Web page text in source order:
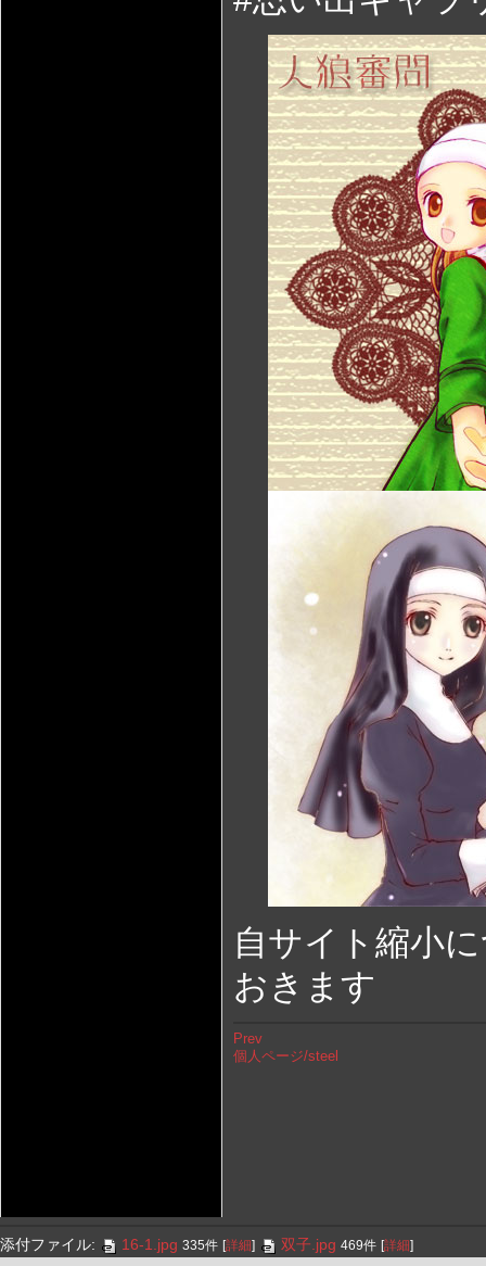
自サイト縮小
おきます
Prev
個人ページ/steel
添付ファイル: 16-1.jpg 335件 詳細 双子.jpg 469件 詳細